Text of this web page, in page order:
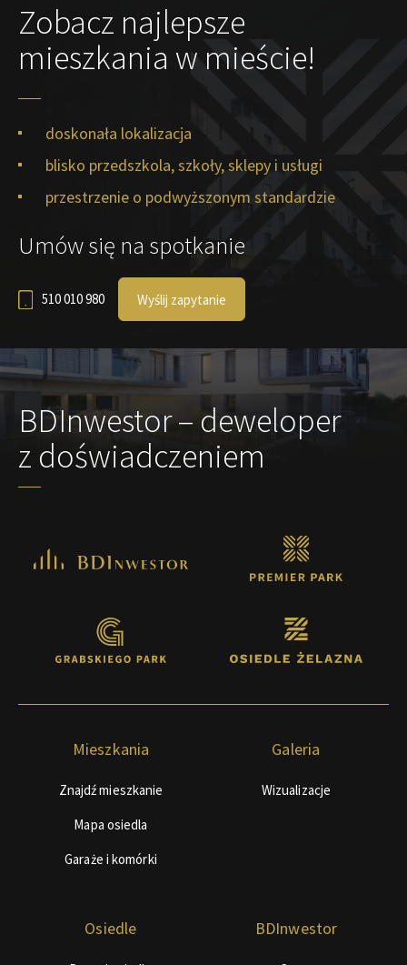
Zobacz najlepsze
mieszkania w mieście!
doskonała lokalizacja
blisko przedszkola, szkoły, sklepy i usługi
przestrzenie o podwyższonym standardzie
Umów się na spotkanie
510 010 980 Wyślij zapytanie
BDInwestor – deweloper
z doświadczeniem
Mieszkania
Znajdź mieszkanie
Mapa osiedla
Garaże i komórki
Galeria
Wizualizacje
Osiedle BDInwestor